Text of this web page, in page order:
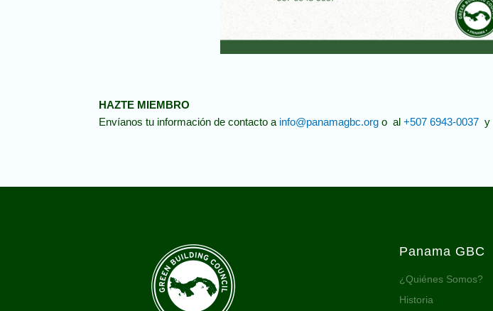
HAZTE MIEMBRO
Envíanos tu información de contacto a info@panamagbc.org o al +507 6943-0037 y
Panama GBC
¿Quiénes Somos?
Historia